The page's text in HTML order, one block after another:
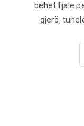
bëhet fjalë
gjerë,
akrilit të